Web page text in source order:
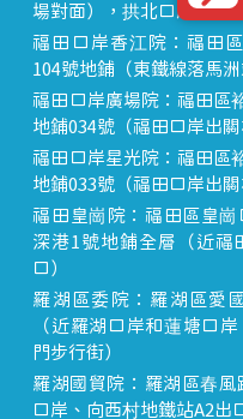
場對面），拱北口岸步行8
福田口岸香江院：福田
104號地鋪（東鐵線落馬洲
福田口岸廣場院：福田區
地鋪034號（福田口岸出
福田口岸星光院：福田區
地鋪033號（福田口岸出
福田皇崗院：福田區皇崗
深港1號地鋪全層（近福
口）
羅湖區委院：羅湖區愛
（近羅湖口岸和蓮塘口
門步行街）
羅湖國貿院：羅湖區春
口岸、向西村地鐵站A2出